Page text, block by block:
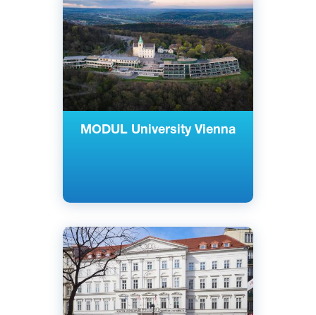
MODUL University Vienna
Вена, Австрия
Частный
Английский
Вена, Австрия
Частный